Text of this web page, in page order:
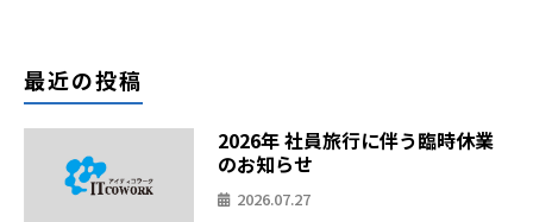
最近の投稿
2026年 社員旅行に伴う臨時休業
のお知らせ
2026.07.27